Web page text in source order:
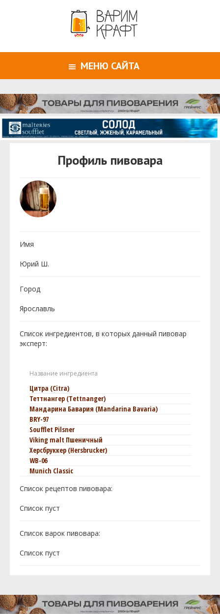
МЕНЮ САЙТА
Профиль пивовара
Имя
Юрий Ш.
Город
Ярославль
Список ингредиентов, в которых данный пивовар
эксперт:
Название ингредиента
Цитра (Citra)
Теттнангер (Tettnanger)
Мандарина Бавария (Mandarina Bavaria)
BRY-97
Soufflet Pilsner
Viking malt Пшеничный
Херсбруккер (Hersbrucker)
WB-06
Munich Classic
Список рецептов пивовара:
Cписок пуст
Список варок пивовара:
Cписок пуст